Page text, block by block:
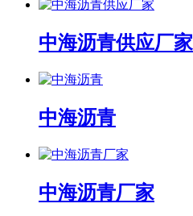
中海沥青供应厂家
中海沥青
中海沥青厂家